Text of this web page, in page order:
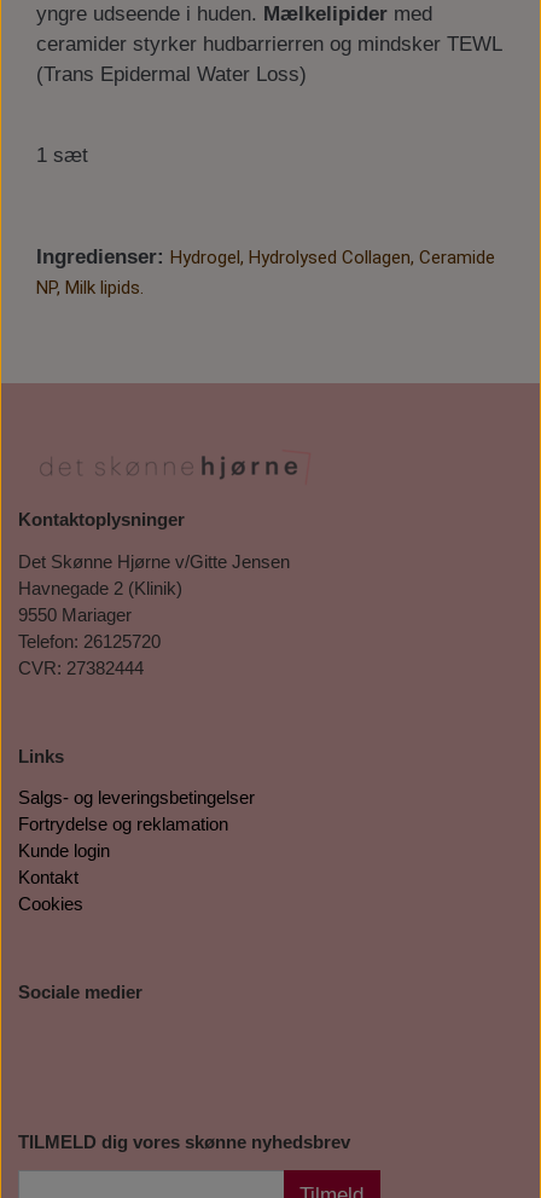
yngre udseende i huden. Mælkelipider med
ceramider styrker hudbarrierren og mindsker TEWL
(Trans Epidermal Water Loss)
1 sæt
Ingredienser: Hydrogel, Hydrolysed Collagen, Ceramide
NP, Milk lipids.
Kontaktoplysninger
Det Skønne Hjørne v/Gitte Jensen
Havnegade 2 (Klinik)
9550 Mariager
Telefon: 26125720
CVR: 27382444
Links
Salgs- og leveringsbetingelser
Fortrydelse og reklamation
Kunde login
Kontakt
Cookies
Sociale medier
TILMELD dig vores skønne nyhedsbrev